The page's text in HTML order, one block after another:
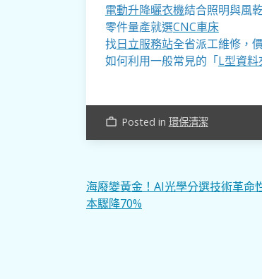
電動升降曬衣機結合照明與風
零件量產就選CNC車床
找日立服務站全省派工維修，
如何利用一般常見的「L型資料
work_outline Posted in 環保清潔
文
章
海廢變黃金！AI光學分選技術革命
本驟降70%